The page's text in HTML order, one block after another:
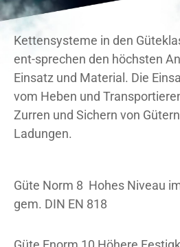
Kettensysteme in den
ent-sprechen den höchsten
Einsatz und Material. Die
vom Heben und
Zurren und Sichern von
Ladungen.
Güte Norm 8 Hohes Niveau
gem. DIN EN 818